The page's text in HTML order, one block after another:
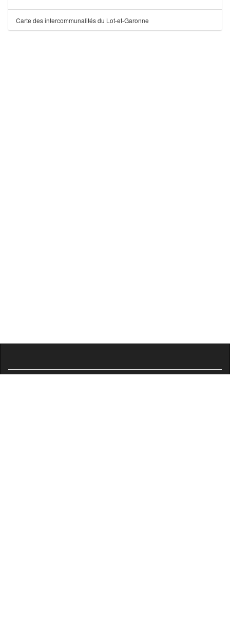
Carte des intercommunalités du Lot-et-Garonne